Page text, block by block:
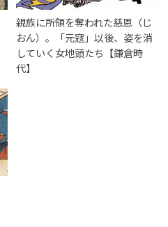
親族に所領を奪われた慈恩（じ
おん）。「元寇」以後、姿を消
していく女地頭たち【鎌倉時
代】